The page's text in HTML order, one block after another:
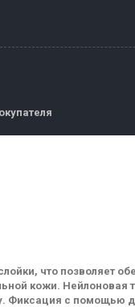
что позволяет
кожи. Нейлоновая
Фиксация с помощью